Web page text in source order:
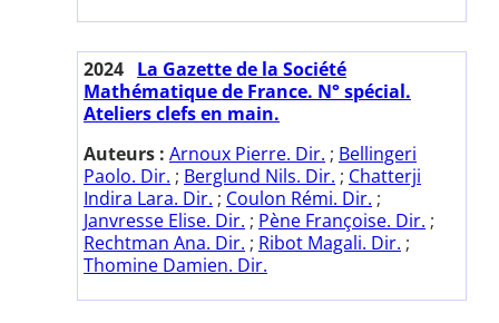
2024 La Gazette de la Société
Mathématique de France. N° spécial.
Ateliers clefs en main.
Auteurs : Arnoux Pierre. Dir. ; Bellingeri
Paolo. Dir. ; Berglund Nils. Dir. ; Chatterji
Indira Lara. Dir. ; Coulon Rémi. Dir. ;
Janvresse Elise. Dir. ; Pène Françoise. Dir. ;
Rechtman Ana. Dir. ; Ribot Magali. Dir. ;
Thomine Damien. Dir.